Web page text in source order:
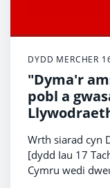
DYDD MERCHER
"Dyma'r
pobl a
Wrth siarad cyn
[dydd Iau 17
Cymru wedi